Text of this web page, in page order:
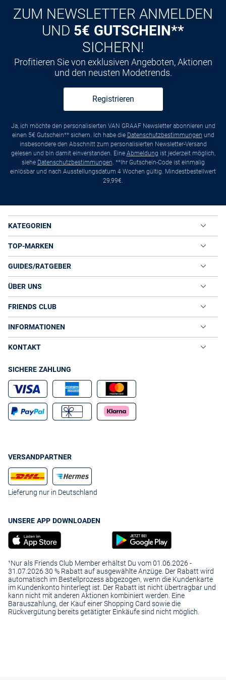
ZUM NEWSLETTER ANMELDEN
UND 5€ GUTSCHEIN**
SICHERN!
Profitieren Sie von exklusiven Angeboten, Aktionen
und den neusten Modetrends.
Registrieren
Ja, ich möchte den personalisierten VAN GRAAF Newsletter abonnieren und
einen 5€ Gutschein** sichern. Ich habe die Datenschutzbestimmungen und
insbesondere den Abschnitt zum personalisierten Newsletter-Versand
gelesen und bin damit einverstanden. Eine Abmeldung ist jederzeit möglich,
siehe Datenschutzbestimmungen. **Ihr Gutschein-Code ist einmalig
einlösbar und nach Ausstellungsdatum 4 Wochen gültig. Mindestbestellwert
29,99€.
KATEGORIEN
TOP-MARKEN
GUIDES/RATGEBER
ÜBER UNS
FRIENDS CLUB
INFORMATIONEN
KONTAKT
SICHERE ZAHLUNG
VERSANDPARTNER
Lieferung nur in Deutschland
UNSERE APP DOWNLOADEN
¹Nur als Friends Club Member erhältst Du vom 01.06.2026 -
31.07.2026 30 % Rabatt auf ausgewählte Anzüge. Der Rabatt wird
automatisch im Bestellprozess abgezogen, wenn die Kundenkarte
im Kundenkonto hinterlegt ist. Der Rabatt ist nicht übertragbar und
kann nicht mit anderen Aktionen kombiniert werden. Eine
Barauszahlung, der Kauf einer Shopping Card sowie die
Rückvergütung bereits getätigter Einkäufe sind nicht möglich.